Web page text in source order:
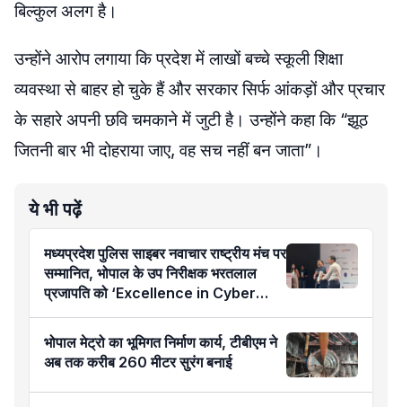
बिल्कुल अलग है।
उन्होंने आरोप लगाया कि प्रदेश में लाखों बच्चे स्कूली शिक्षा
व्यवस्था से बाहर हो चुके हैं और सरकार सिर्फ आंकड़ों और प्रचार
के सहारे अपनी छवि चमकाने में जुटी है। उन्होंने कहा कि “झूठ
जितनी बार भी दोहराया जाए, वह सच नहीं बन जाता”।
ये भी पढ़ें
मध्यप्रदेश पुलिस साइबर नवाचार राष्ट्रीय मंच पर
सम्मानित, भोपाल के उप निरीक्षक भरतलाल
प्रजापति को ‘Excellence in Cyber
Policing’ अवार्ड
भोपाल मेट्रो का भूमिगत निर्माण कार्य, टीबीएम ने
अब तक करीब 260 मीटर सुरंग बनाई